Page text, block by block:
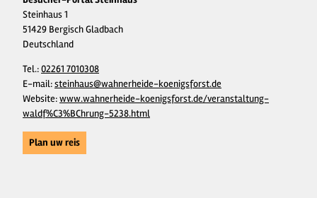
Steinhaus 1
51429 Bergisch Gladbach
Deutschland
Tel.:02261 7010308
E-mail:steinhaus@wahnerheide-koenigsforst.de
Website:www.wahnerheide-koenigsforst.de/veranstaltung-
waldf%C3%BChrung-5238.html
Plan uw reis